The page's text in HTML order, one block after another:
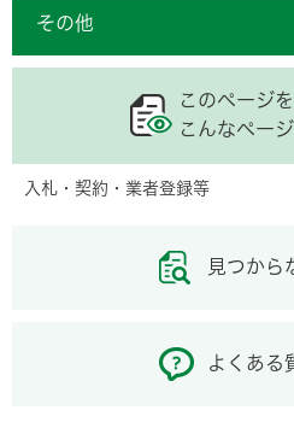
その他
このページ
こんなペー
入札・契約・業者登録等
見つから
よくある